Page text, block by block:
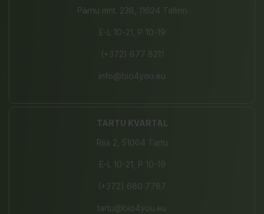
Pärnu mnt. 238, 11624 Tallinn
E-L 10-21, P 10-19
(+372) 677 8211
info@bio4you.eu
TARTU KVARTAL
Riia 2, 51004 Tartu
E-L 10-21, P 10-19
(+372) 680 7787
tartu@bio4you.eu